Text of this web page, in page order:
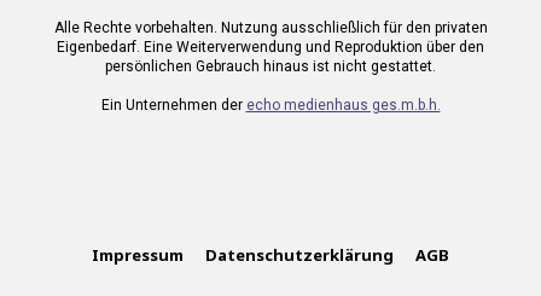
Alle Rechte vorbehalten. Nutzung ausschließlich für den privaten
Eigenbedarf. Eine Weiterverwendung und Reproduktion über den
persönlichen Gebrauch hinaus ist nicht gestattet.
Ein Unternehmen der echo medienhaus ges.m.b.h.
Impressum Datenschutzerklärung AGB